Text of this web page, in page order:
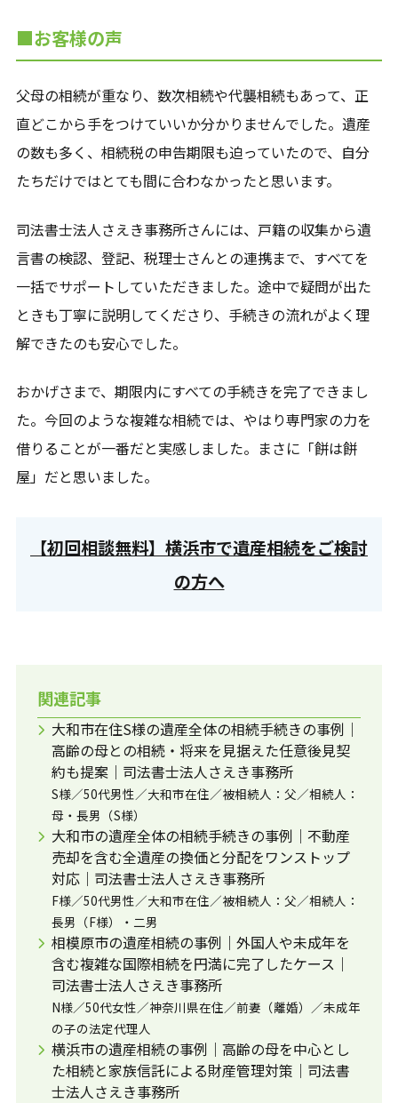
■お客様の声
父母の相続が重なり、数次相続や代襲相続もあって、正
直どこから手をつけていいか分かりませんでした。遺産
の数も多く、相続税の申告期限も迫っていたので、自分
たちだけではとても間に合わなかったと思います。
司法書士法人さえき事務所さんには、戸籍の収集から遺
言書の検認、登記、税理士さんとの連携まで、すべてを
一括でサポートしていただきました。途中で疑問が出た
ときも丁寧に説明してくださり、手続きの流れがよく理
解できたのも安心でした。
おかげさまで、期限内にすべての手続きを完了できまし
た。今回のような複雑な相続では、やはり専門家の力を
借りることが一番だと実感しました。まさに「餅は餅
屋」だと思いました。
【初回相談無料】横浜市で遺産相続をご検討
の方へ
関連記事
大和市在住S様の遺産全体の相続手続きの事例｜
高齢の母との相続・将来を見据えた任意後見契
約も提案｜司法書士法人さえき事務所
S様／50代男性／大和市在住／被相続人：父／相続人：
母・長男（S様）
大和市の遺産全体の相続手続きの事例｜不動産
売却を含む全遺産の換価と分配をワンストップ
対応｜司法書士法人さえき事務所
F様／50代男性／大和市在住／被相続人：父／相続人：
長男（F様）・二男
相模原市の遺産相続の事例｜外国人や未成年を
含む複雑な国際相続を円満に完了したケース｜
司法書士法人さえき事務所
N様／50代女性／神奈川県在住／前妻（離婚）／未成年
の子の法定代理人
横浜市の遺産相続の事例｜高齢の母を中心とし
た相続と家族信託による財産管理対策｜司法書
士法人さえき事務所